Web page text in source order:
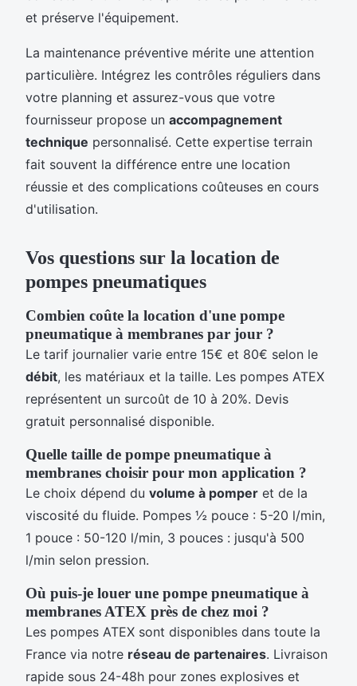
et préserve l'équipement.
La maintenance préventive mérite une attention
particulière. Intégrez les contrôles réguliers dans
votre planning et assurez-vous que votre
fournisseur propose un accompagnement
technique personnalisé. Cette expertise terrain
fait souvent la différence entre une location
réussie et des complications coûteuses en cours
d'utilisation.
Vos questions sur la location de
pompes pneumatiques
Combien coûte la location d'une pompe
pneumatique à membranes par jour ?
Le tarif journalier varie entre 15€ et 80€ selon le
débit, les matériaux et la taille. Les pompes ATEX
représentent un surcoût de 10 à 20%. Devis
gratuit personnalisé disponible.
Quelle taille de pompe pneumatique à
membranes choisir pour mon application ?
Le choix dépend du volume à pomper et de la
viscosité du fluide. Pompes ½ pouce : 5-20 l/min,
1 pouce : 50-120 l/min, 3 pouces : jusqu'à 500
l/min selon pression.
Où puis-je louer une pompe pneumatique à
membranes ATEX près de chez moi ?
Les pompes ATEX sont disponibles dans toute la
France via notre réseau de partenaires. Livraison
rapide sous 24-48h pour zones explosives et